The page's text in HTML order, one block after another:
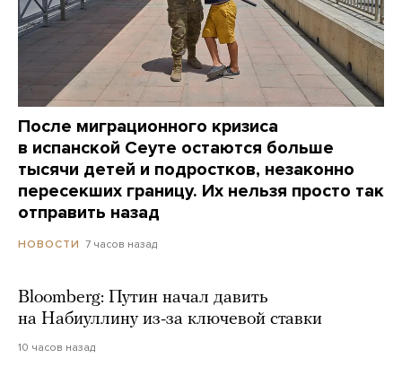
После миграционного кризиса
в испанской Сеуте остаются больше
тысячи детей и подростков, незаконно
пересекших границу. Их нельзя просто так
отправить назад
НОВОСТИ 7 часов назад
Bloomberg: Путин начал давить
на Набиуллину из-за ключевой ставки
10 часов назад